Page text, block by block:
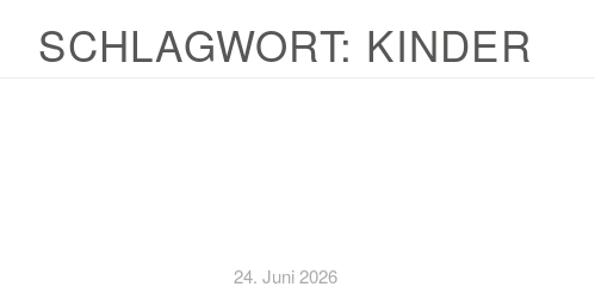
SCHLAGWORT: KINDER
24. Juni 2026